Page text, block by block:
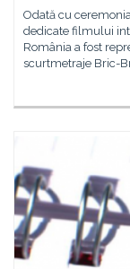
Odată cu
dedicate filmului
România a fost
scurtmetraje Bric-